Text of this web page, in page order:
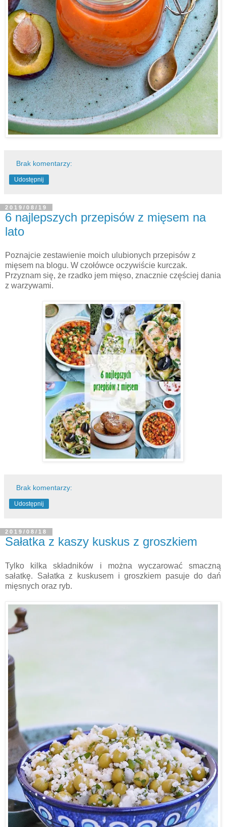
Brak komentarzy:
Udostępnij
2019/08/19
6 najlepszych przepisów z mięsem na
lato
Poznajcie zestawienie moich ulubionych przepisów z
mięsem na blogu. W czołówce oczywiście kurczak.
Przyznam się, że rzadko jem mięso, znacznie częściej dania
z warzywami.
Brak komentarzy:
Udostępnij
2019/08/18
Sałatka z kaszy kuskus z groszkiem
Tylko kilka składników i można wyczarować smaczną
sałatkę. Sałatka z kuskusem i groszkiem pasuje do dań
mięsnych oraz ryb.